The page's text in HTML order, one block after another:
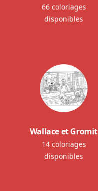
66 coloriages
disponibles
Wallace et Gromit
14 coloriages
disponibles